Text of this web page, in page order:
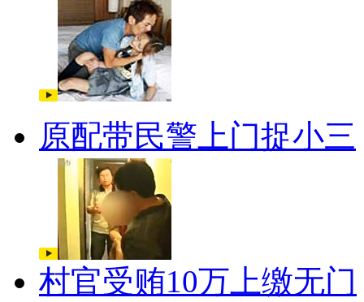
原配带民警上门捉小三
村官受贿10万上缴无门